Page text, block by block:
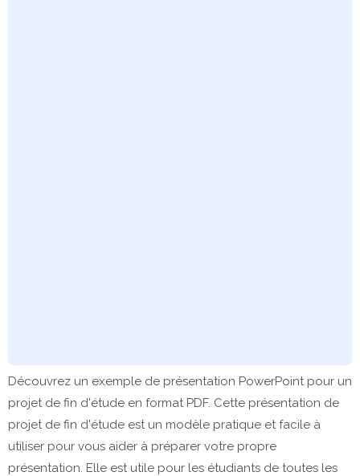
Découvrez un exemple de présentation PowerPoint pour un
projet de fin d'étude en format PDF. Cette présentation de
projet de fin d'étude est un modèle pratique et facile à
utiliser pour vous aider à préparer votre propre
présentation. Elle est utile pour les étudiants de toutes les